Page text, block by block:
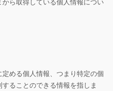
める個人情報、つまり特定の個
ることのできる情報を指しま